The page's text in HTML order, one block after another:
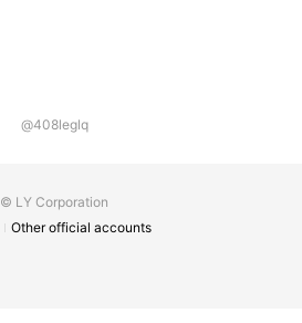
@408leglq
© LY Corporation
Other official accounts